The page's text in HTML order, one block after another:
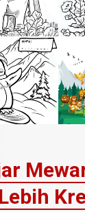
Lebih